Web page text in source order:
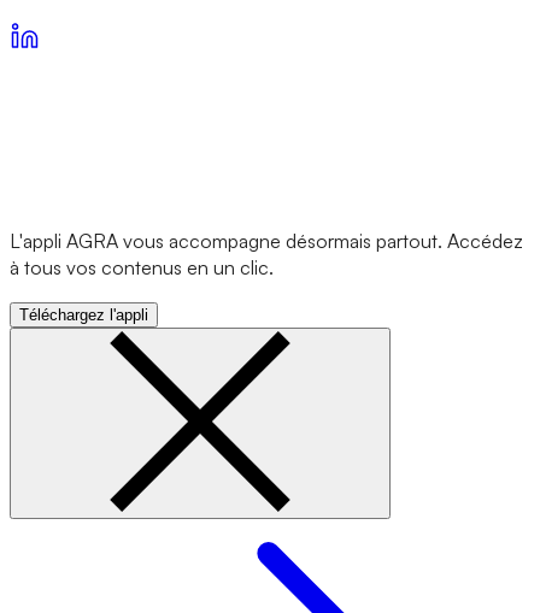
L'appli AGRA vous accompagne désormais partout. Accédez
à tous vos contenus en un clic.
Téléchargez l'appli